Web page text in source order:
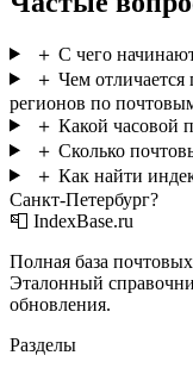
＋ С чего
＋ Чем отличается
регионов по
＋ Какой часовой
＋ Сколько
＋ Как найти
Санкт-Петербург?
📮 IndexBase.ru
Полная база
Эталонный
обновления.
Разделы